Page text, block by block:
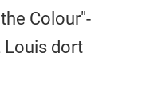
Colour"-
Louis dort